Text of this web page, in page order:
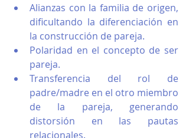
Alianzas con la familia de origen,
dificultando la diferenciación en
la construcción de pareja.
Polaridad en el concepto de ser
pareja.
Transferencia del rol de
padre/madre en el otro miembro
de la pareja, generando
distorsión en las pautas
relacionales.